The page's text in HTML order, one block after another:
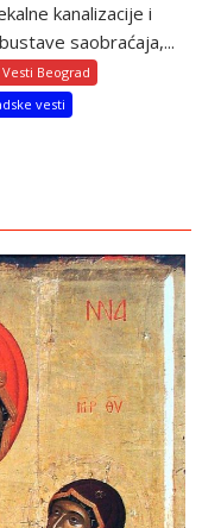
kanalizacije i
saobraćaja,...
Beograd
vesti